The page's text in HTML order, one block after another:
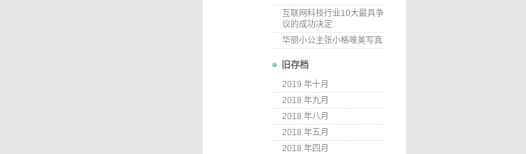
互联网科技行业10大最具争
议的成功决定
华丽小公主张小格唯美写真
旧存档
2019 年十月
2018 年九月
2018 年八月
2018 年五月
2018 年四月